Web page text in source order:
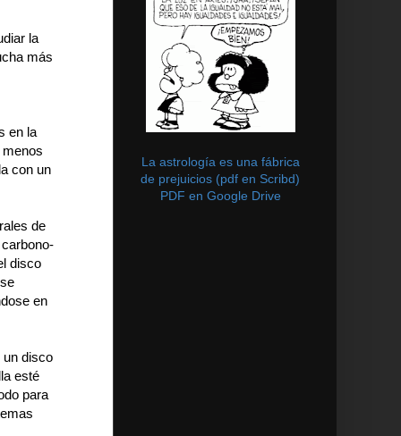
la
más
en la
menos
con un
de
disco
en
un disco
esté
para
La astrología es una fábrica
de prejuicios (pdf en Scribd)
PDF en Google Drive